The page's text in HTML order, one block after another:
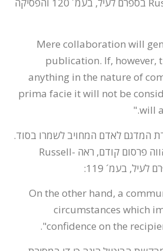
"Mere collaboration will
publication. If, however,
anything in the nature of
prima facie it will not be
will
המדגם לאדם המחויב לשמרו בסוד.
במקרה זה אין המסירה מהווה פרסום קודם, ראה Russell-
"On the other hand, a
circumstances which
confidence on the